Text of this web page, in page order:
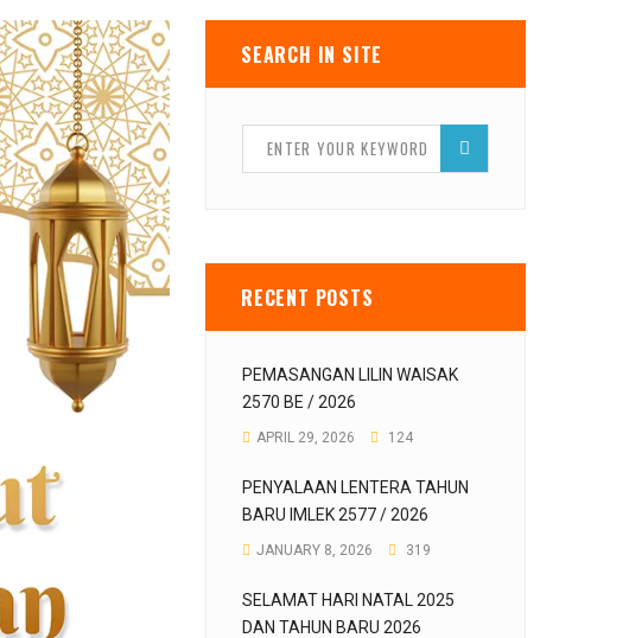
SEARCH IN SITE
RECENT POSTS
PEMASANGAN LILIN WAISAK
2570 BE / 2026
APRIL 29, 2026 124
PENYALAAN LENTERA TAHUN
BARU IMLEK 2577 / 2026
JANUARY 8, 2026 319
SELAMAT HARI NATAL 2025
DAN TAHUN BARU 2026